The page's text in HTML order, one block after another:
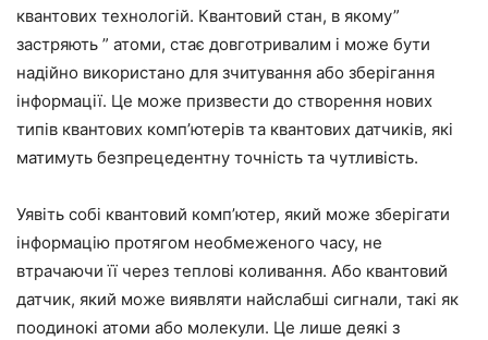
квантових технологій. Квантовий стан, в якому”
застряють ” атоми, стає довготривалим і може бути
надійно використано для зчитування або зберігання
інформації. Це може призвести до створення нових
типів квантових комп’ютерів та квантових датчиків, які
матимуть безпрецедентну точність та чутливість.
Уявіть собі квантовий комп’ютер, який може зберігати
інформацію протягом необмеженого часу, не
втрачаючи її через теплові коливання. Або квантовий
датчик, який може виявляти найслабші сигнали, такі як
поодинокі атоми або молекули. Це лише деякі з